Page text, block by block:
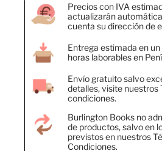
Precios con IVA
actualizarán
cuenta su dirección de
Entrega estimada en
horas laborables en
Envío gratuito salvo
detalles, visite nuestros
condiciones.
Burlington Books no
de productos, salvo en
previstos en nuestros
Condiciones.